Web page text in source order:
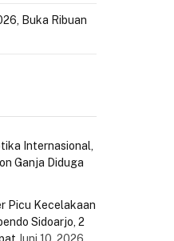
Buka Ribuan
Internasional,
Ganja Diduga
Picu Kecelakaan
Sidoarjo, 2